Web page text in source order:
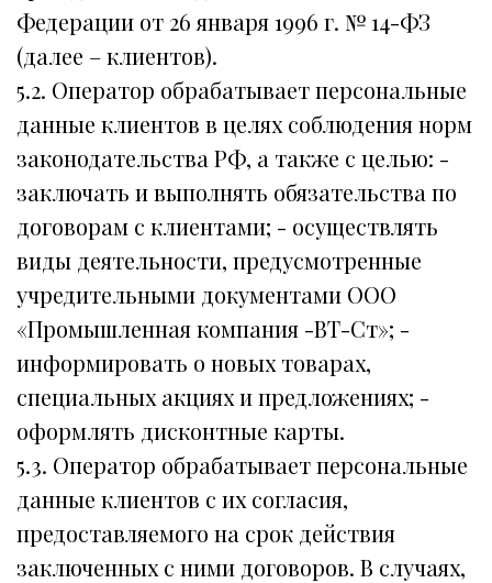
Федерации от 26 января 1996 г. № 14-ФЗ
(далее – клиентов).
5.2. Оператор обрабатывает персональные
данные клиентов в целях соблюдения норм
законодательства РФ, а также с целью: -
заключать и выполнять обязательства по
договорам с клиентами; - осуществлять
виды деятельности, предусмотренные
учредительными документами ООО
«Промышленная компания -ВТ-Ст»; -
информировать о новых товарах,
специальных акциях и предложениях; -
оформлять дисконтные карты.
5.3. Оператор обрабатывает персональные
данные клиентов с их согласия,
предоставляемого на срок действия
заключенных с ними договоров. В случаях,